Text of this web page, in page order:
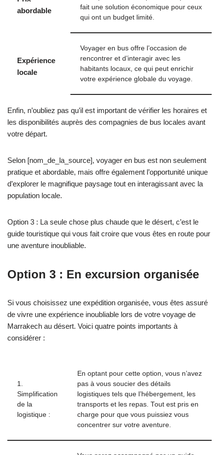
abordable
fait une solution économique pour ceux
qui ont un budget limité.
Expérience
locale
Voyager en bus offre l’occasion de
rencontrer et d’interagir avec les
habitants locaux, ce qui peut enrichir
votre expérience globale du voyage.
Enfin, n’oubliez pas qu’il est important de vérifier les horaires et
les disponibilités auprès des compagnies de bus locales avant
votre départ.
Selon [nom_de_la_source], voyager en bus est non seulement
pratique et abordable, mais offre également l’opportunité unique
d’explorer le magnifique paysage tout en interagissant avec la
population locale.
Option 3 : La seule chose plus chaude que le désert, c’est le
guide touristique qui vous fait croire que vous êtes en route pour
une aventure inoubliable.
Option 3 : En excursion organisée
Si vous choisissez une expédition organisée, vous êtes assuré
de vivre une expérience inoubliable lors de votre voyage de
Marrakech au désert. Voici quatre points importants à
considérer :
1.
Simplification
de la
logistique :
En optant pour cette option, vous n’avez
pas à vous soucier des détails
logistiques tels que l’hébergement, les
transports et les repas. Tout est pris en
charge pour que vous puissiez vous
concentrer sur votre aventure.